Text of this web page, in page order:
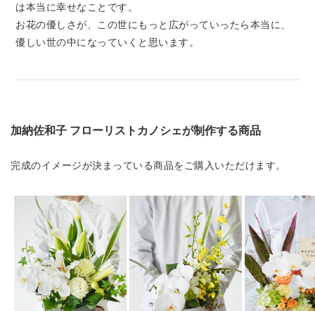
は本当に幸せなことです。
お花の優しさが、この世にもっと広がっていったら本当に、
優しい世の中になっていくと思います。
加納佐和子 フローリストカノシェが制作する商品
完成のイメージが決まっている商品をご購入いただけます。